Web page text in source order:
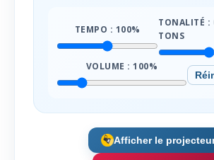
TEMPO : 100%
TONALITÉ :
TONS
VOLUME :100%
Afficher le